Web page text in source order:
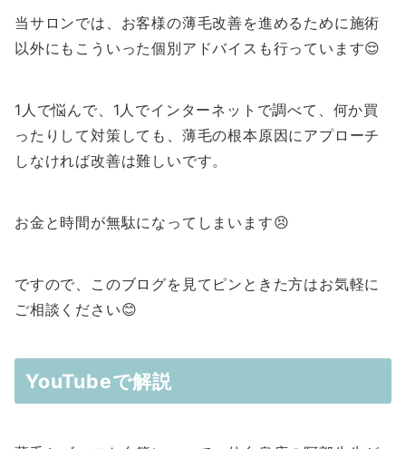
当サロンでは、お客様の薄毛改善を進めるために施術
以外にもこういった個別アドバイスも行っています😌
1人で悩んで、1人でインターネットで調べて、何か買
ったりして対策しても、薄毛の根本原因にアプローチ
しなければ改善は難しいです。
お金と時間が無駄になってしまいます😣
ですので、このブログを見てピンときた方はお気軽に
ご相談ください😊
YouTubeで解説